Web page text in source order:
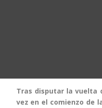
Tras disputar la vuelta
vez en el comienzo de